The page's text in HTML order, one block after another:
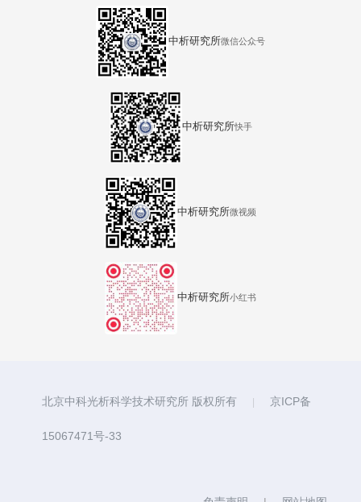
中析研究所微信公众号
中析研究所快手
中析研究所微视频
中析研究所小红书
北京中科光析科学技术研究所 版权所有 | 京ICP备
15067471号-33